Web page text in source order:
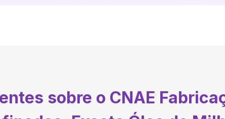
sobre o CNAE